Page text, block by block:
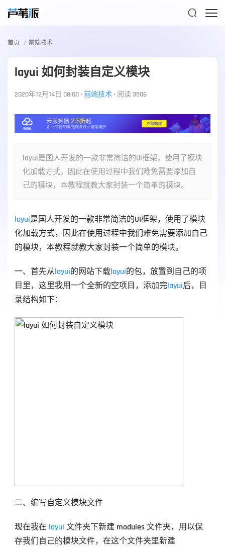

首页 前端技术
layui 如何封装自定义模块
2020年12月14日 08:00 • 前端技术 • 阅读 3506
layui是国人开发的一款非常简洁的UI框架，使用了模块
化加载方式，因此在使用过程中我们难免需要添加自
己的模块，本教程就教大家封装一个简单的模块。
layui是国人开发的一款非常简洁的UI框架，使用了模块
化加载方式，因此在使用过程中我们难免需要添加自己
的模块，本教程就教大家封装一个简单的模块。
一、首先从layui的网站下载layui的包，放置到自己的项
目里，这里我用一个全新的空项目，添加完layui后，目
录结构如下：
二、编写自定义模块文件
现在我在 layui 文件夹下新建 modules 文件夹，用以保
存我们自己的模块文件，在这个文件夹里新建